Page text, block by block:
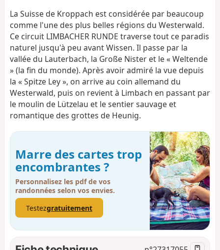
i
g
a
i
n
La Suisse de Kroppach est considérée par beaucoup
comme l'une des plus belles régions du Westerwald.
Ce circuit LIMBACHER RUNDE traverse tout ce paradis
naturel jusqu'à peu avant Wissen. Il passe par la
vallée du Lauterbach, la Große Nister et le « Weltende
» (la fin du monde). Après avoir admiré la vue depuis
la « Spitze Ley », on arrive au coin allemand du
Westerwald, puis on revient à Limbach en passant par
le moulin de Lützelau et le sentier sauvage et
romantique des grottes de Heunig.
Marre des cartes trop
encombrantes ?
Personnalisez les pdf de vos
randonnées selon vos envies.
Testezgratuitement